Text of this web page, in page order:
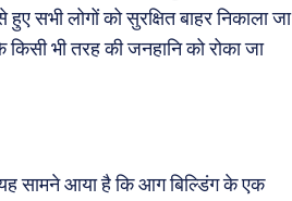
सभी लोगों को सुरक्षित बाहर निकाला जा
भी तरह की जनहानि को रोका जा
सामने आया है कि आग बिल्डिंग के एक